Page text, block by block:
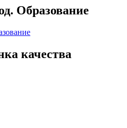
Образование
качества